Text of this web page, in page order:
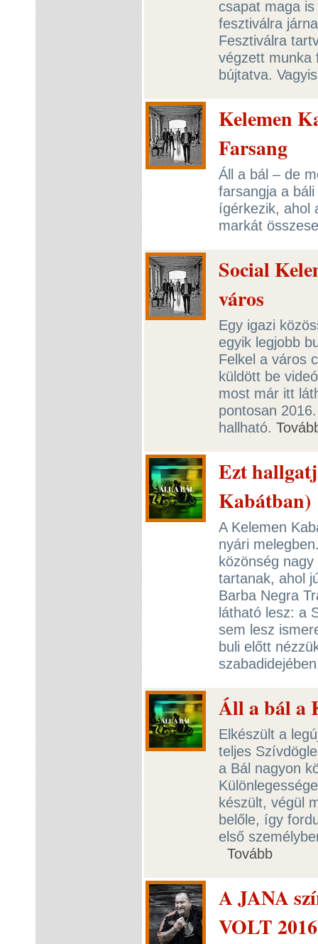
csapat maga
fesztiválra
Fesztiválra
végzett munka
bújtatva.
Kelemen
Farsang
Áll a bál – de
farsangja a
ígérkezik, ahol
markát
Social
város
Egy igazi
egyik legjobb
Felkel a város
küldött be
most már itt
pontosan
hallható.
Ezt
Kabátban)
A Kelemen
nyári
közönség
tartanak, ahol
Barba Negra
látható lesz: a
sem lesz
buli előtt
Áll a bál a
Elkészült a
teljes
a Bál nagyon
készült, végül
belőle, így
első
Tovább
A JANA
VOLT 2016